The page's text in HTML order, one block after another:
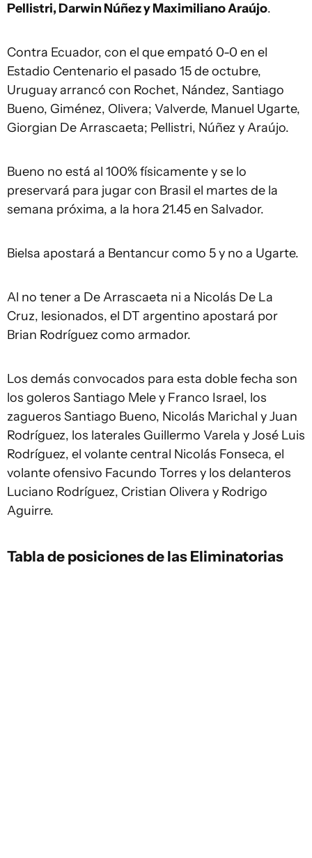
Pellistri, Darwin Núñez y Maximiliano Araújo.
Contra Ecuador, con el que empató 0-0 en el
Estadio Centenario el pasado 15 de octubre,
Uruguay arrancó con Rochet, Nández, Santiago
Bueno, Giménez, Olivera; Valverde, Manuel Ugarte,
Giorgian De Arrascaeta; Pellistri, Núñez y Araújo.
Bueno no está al 100% físicamente y se lo
preservará para jugar con Brasil el martes de la
semana próxima, a la hora 21.45 en Salvador.
Bielsa apostará a Bentancur como 5 y no a Ugarte.
Al no tener a De Arrascaeta ni a Nicolás De La
Cruz, lesionados, el DT argentino apostará por
Brian Rodríguez como armador.
Los demás convocados para esta doble fecha son
los goleros Santiago Mele y Franco Israel, los
zagueros Santiago Bueno, Nicolás Marichal y Juan
Rodríguez, los laterales Guillermo Varela y José Luis
Rodríguez, el volante central Nicolás Fonseca, el
volante ofensivo Facundo Torres y los delanteros
Luciano Rodríguez, Cristian Olivera y Rodrigo
Aguirre.
Tabla de posiciones de las Eliminatorias